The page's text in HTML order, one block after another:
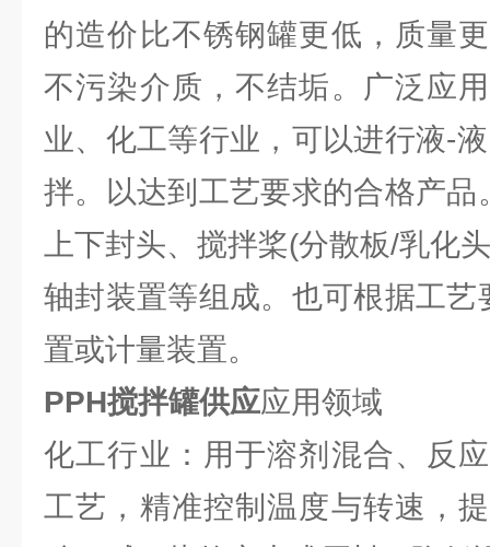
的造价比不锈钢罐更低，质量
不污染介质，不结垢。广泛应
业、化工等行业，可以进行液-
拌。以达到工艺要求的合格产
上下封头、搅拌桨(分散板/乳化
轴封装置等组成。也可根据工
置或计量装置。
PPH搅拌罐供应应用领域
化工行业：用于溶剂混合、反
工艺，精准控制温度与转速，